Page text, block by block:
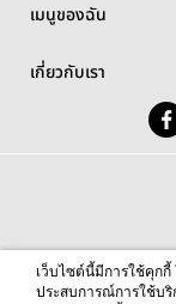
เมนูของฉัน
เกี่ยวกับเรา
© 2026
This site is protected by
เว็บไซต์นี้มีการใช้คุก
ประสบการณ์การใช้บ